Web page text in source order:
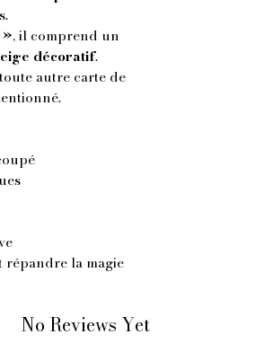
, il comprend un
décoratif.
autre carte de
la magie
No Reviews Yet